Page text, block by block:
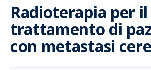
Radioterapia per il
trattamento di
con metastasi